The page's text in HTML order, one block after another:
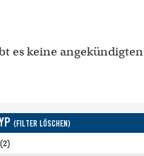
es keine angekündigten
(FILTER LÖSCHEN)
(2)